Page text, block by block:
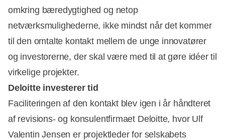
omkring bæredygtighed og netop
netværksmulighederne, ikke mindst når det kommer
til den omtalte kontakt mellem de unge innovatører
og investorerne, der skal være med til at gøre idéer til
virkelige projekter.
Deloitte investerer tid
Faciliteringen af den kontakt blev igen i år håndteret
af revisions- og konsulentfirmaet Deloitte, hvor Ulf
Valentin Jensen er projektleder for selskabets